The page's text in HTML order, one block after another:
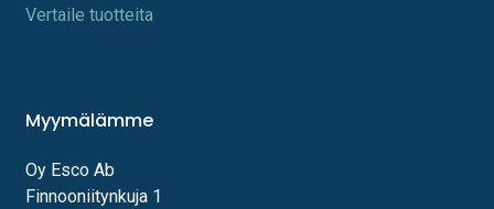
Vertaile tuotteita
Myymälämme
Oy Esco Ab
Finnooniitynkuja 1